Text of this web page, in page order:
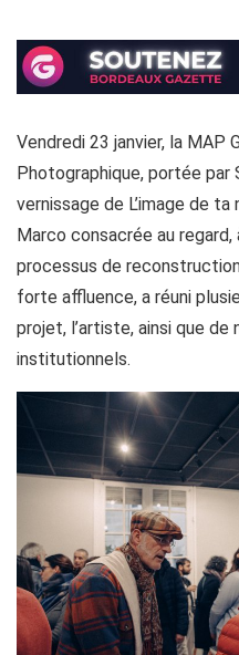
Vendredi 23 janvier, la MAP
Photographique, portée par
vernissage de L’image de ta
Marco consacrée au regard,
processus de
forte affluence, a réuni
projet, l’artiste, ainsi que
institutionnels.